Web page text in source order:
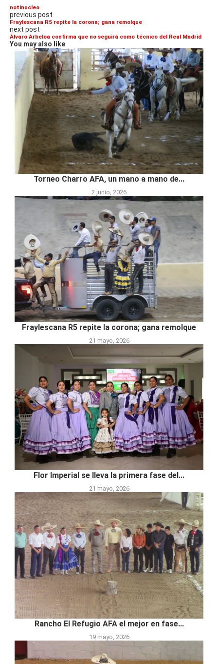
notinucleo
previous post
Fraylescana R5 repite la corona; gana remolque
next post
Álvaro Arbeloa confirma que no seguirá como técnico del Real Madrid
You may also like
Torneo Charro AFA, un mano a mano de...
2 junio, 2026
Fraylescana R5 repite la corona; gana remolque
21 mayo, 2026
Flor Imperial se lleva la primera fase del...
21 mayo, 2026
Rancho El Refugio AFA el mejor en fase...
19 mayo, 2026